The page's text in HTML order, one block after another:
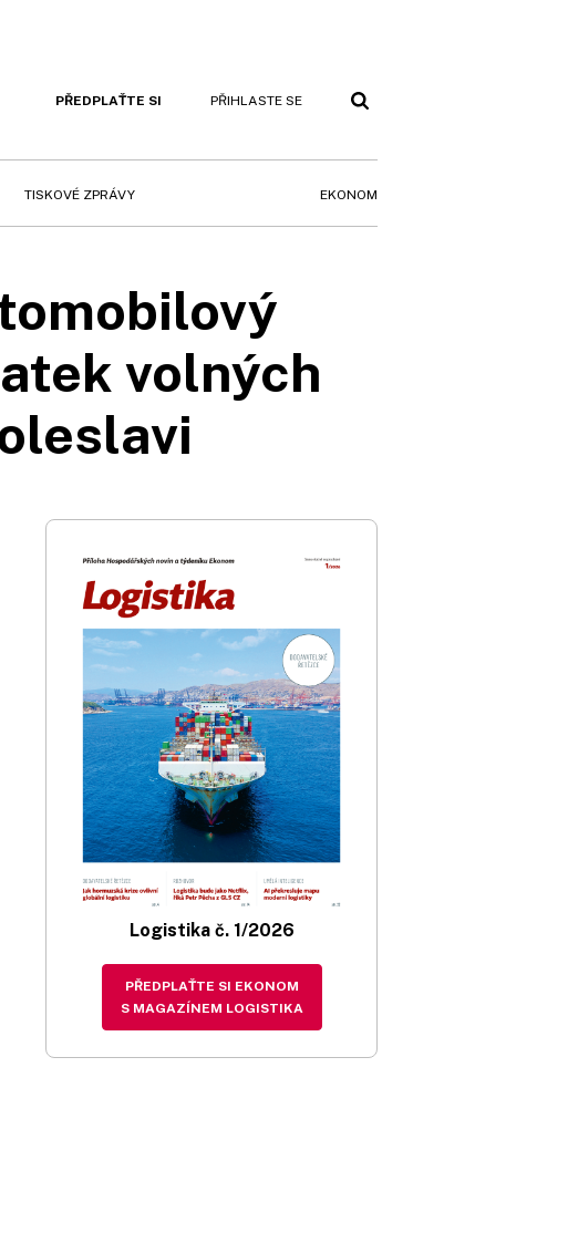
PŘEDPLAŤTE SI PŘIHLASTE SE
TISKOVÉ ZPRÁVY EKONOM
volných
Logistika č. 1/2026
PŘEDPLAŤTE SI EKONOM
S MAGAZÍNEM LOGISTIKA